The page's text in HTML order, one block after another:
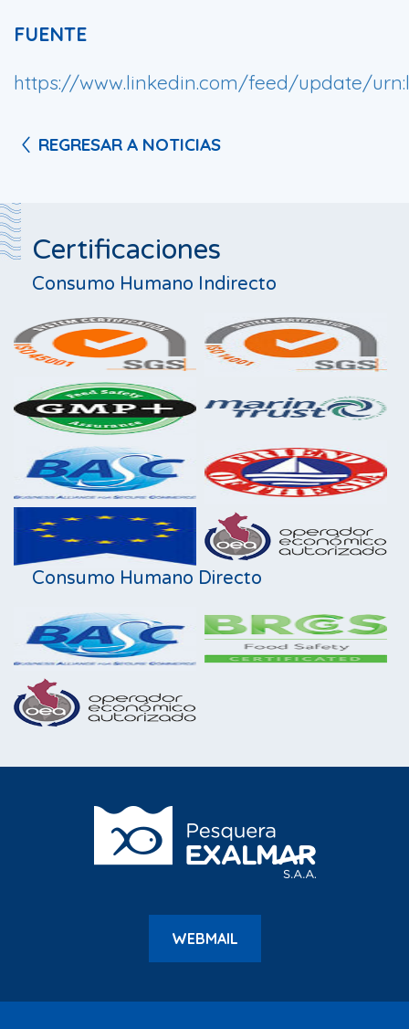
FUENTE
https://www.linkedin.com/feed/update/
REGRESAR A NOTICIAS
Certificaciones
Consumo Humano Indirecto
Consumo Humano Directo
WEBMAIL